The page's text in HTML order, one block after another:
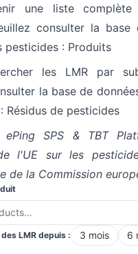
une liste
consulter la base
pesticides : Produits
les LMR par
la base de
Résidus de pesticides
ePing SPS & TBT
l'UE sur les
de la Commission
LMR depuis : 3 mois 6